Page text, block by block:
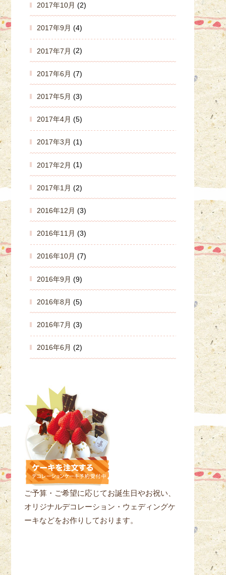
2017年10月 (2)
2017年9月 (4)
2017年7月 (2)
2017年6月 (7)
2017年5月 (3)
2017年4月 (5)
2017年3月 (1)
2017年2月 (1)
2017年1月 (2)
2016年12月 (3)
2016年11月 (3)
2016年10月 (7)
2016年9月 (9)
2016年8月 (5)
2016年7月 (3)
2016年6月 (2)
ご予算・ご希望に応じてお誕生日やお祝い、
オリジナルデコレーション・ウェディングケ
ーキなどをお作りしております。